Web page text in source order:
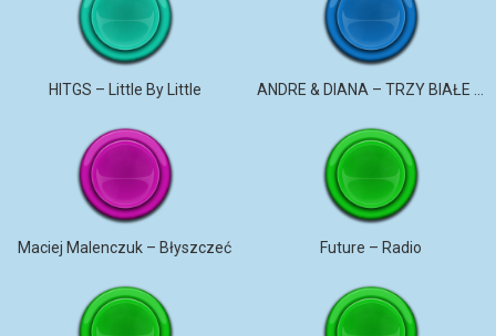
HITGS – Little By Little
Maciej Malenczuk – Błyszczeć Future – Radio